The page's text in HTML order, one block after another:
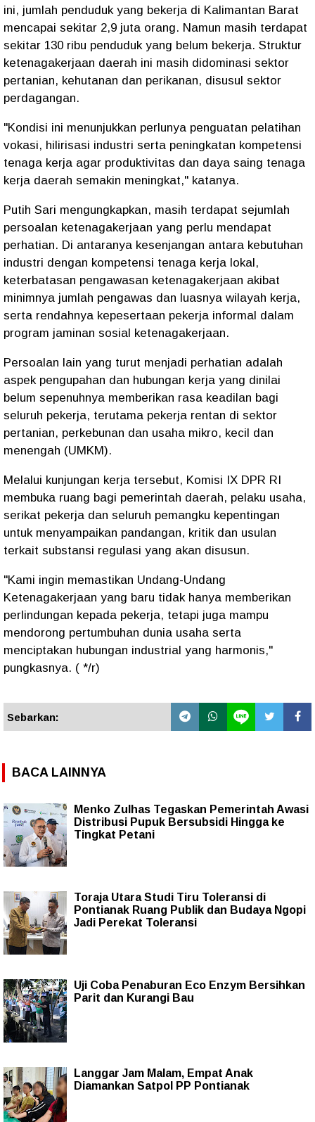
ini, jumlah penduduk yang bekerja di Kalimantan Barat
mencapai sekitar 2,9 juta orang. Namun masih terdapat
sekitar 130 ribu penduduk yang belum bekerja. Struktur
ketenagakerjaan daerah ini masih didominasi sektor
pertanian, kehutanan dan perikanan, disusul sektor
perdagangan.
"Kondisi ini menunjukkan perlunya penguatan pelatihan
vokasi, hilirisasi industri serta peningkatan kompetensi
tenaga kerja agar produktivitas dan daya saing tenaga
kerja daerah semakin meningkat," katanya.
Putih Sari mengungkapkan, masih terdapat sejumlah
persoalan ketenagakerjaan yang perlu mendapat
perhatian. Di antaranya kesenjangan antara kebutuhan
industri dengan kompetensi tenaga kerja lokal,
keterbatasan pengawasan ketenagakerjaan akibat
minimnya jumlah pengawas dan luasnya wilayah kerja,
serta rendahnya kepesertaan pekerja informal dalam
program jaminan sosial ketenagakerjaan.
Persoalan lain yang turut menjadi perhatian adalah
aspek pengupahan dan hubungan kerja yang dinilai
belum sepenuhnya memberikan rasa keadilan bagi
seluruh pekerja, terutama pekerja rentan di sektor
pertanian, perkebunan dan usaha mikro, kecil dan
menengah (UMKM).
Melalui kunjungan kerja tersebut, Komisi IX DPR RI
membuka ruang bagi pemerintah daerah, pelaku usaha,
serikat pekerja dan seluruh pemangku kepentingan
untuk menyampaikan pandangan, kritik dan usulan
terkait substansi regulasi yang akan disusun.
"Kami ingin memastikan Undang-Undang
Ketenagakerjaan yang baru tidak hanya memberikan
perlindungan kepada pekerja, tetapi juga mampu
mendorong pertumbuhan dunia usaha serta
menciptakan hubungan industrial yang harmonis,"
pungkasnya. ( */r)
Sebarkan:
BACA LAINNYA
Menko Zulhas Tegaskan Pemerintah Awasi
Distribusi Pupuk Bersubsidi Hingga ke
Tingkat Petani
Toraja Utara Studi Tiru Toleransi di
Pontianak Ruang Publik dan Budaya Ngopi
Jadi Perekat Toleransi
Uji Coba Penaburan Eco Enzym Bersihkan
Parit dan Kurangi Bau
Langgar Jam Malam, Empat Anak
Diamankan Satpol PP Pontianak